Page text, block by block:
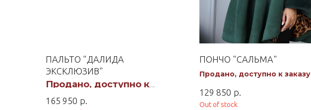
ПАЛЬТО "ДАЛИДА
ЭКСКЛЮЗИВ"
Продано, доступно к
заказу
165 950 р.
ПОНЧО "САЛЬМА"
Продано, доступно к заказу
129 850 р.
Out of stock